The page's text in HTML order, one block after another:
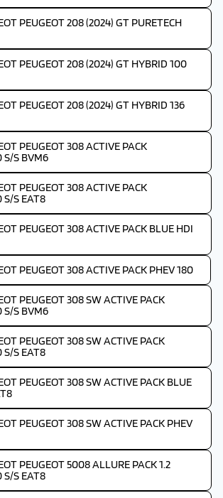
PEUGEOT 208 (2024) GT PURETECH
PEUGEOT 208 (2024) GT HYBRID 100
PEUGEOT 208 (2024) GT HYBRID 136
PEUGEOT 308 ACTIVE PACK
S/S BVM6
PEUGEOT 308 ACTIVE PACK
S/S EAT8
PEUGEOT 308 ACTIVE PACK BLUE HDI
PEUGEOT 308 ACTIVE PACK PHEV 180
PEUGEOT 308 SW ACTIVE PACK
S/S BVM6
PEUGEOT 308 SW ACTIVE PACK
S/S EAT8
PEUGEOT 308 SW ACTIVE PACK BLUE
PEUGEOT 308 SW ACTIVE PACK PHEV
PEUGEOT 5008 ALLURE PACK 1.2
S/S EAT8